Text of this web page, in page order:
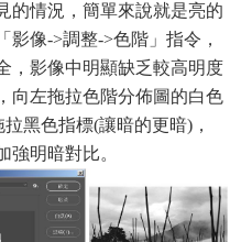
情況，簡單來說就是亮的
像->調整->色階」指令，
，影像中明顯缺乏較高明度
向左拖拉色階分佈圖的白色
黑色指標(讓暗的更暗)，
強明暗對比。